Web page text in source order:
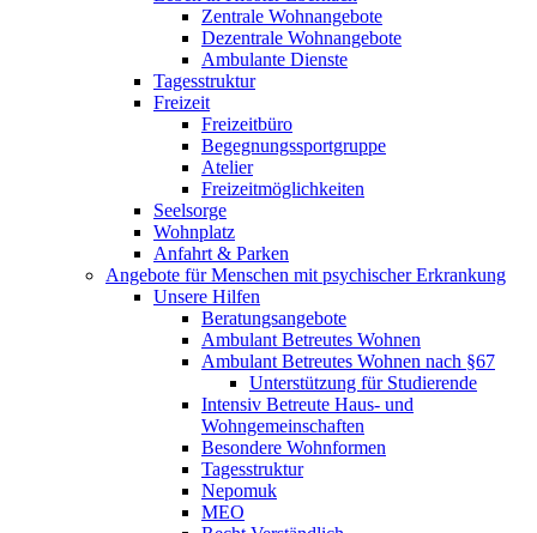
Zentrale Wohnangebote
Dezentrale Wohnangebote
Ambulante Dienste
Tagesstruktur
Freizeit
Freizeitbüro
Begegnungssportgruppe
Atelier
Freizeitmöglichkeiten
Seelsorge
Wohnplatz
Anfahrt & Parken
Angebote für Menschen mit psychischer Erkrankung
Unsere Hilfen
Beratungsangebote
Ambulant Betreutes Wohnen
Ambulant Betreutes Wohnen nach §67
Unterstützung für Studierende
Intensiv Betreute Haus- und
Wohngemeinschaften
Besondere Wohnformen
Tagesstruktur
Nepomuk
MEO